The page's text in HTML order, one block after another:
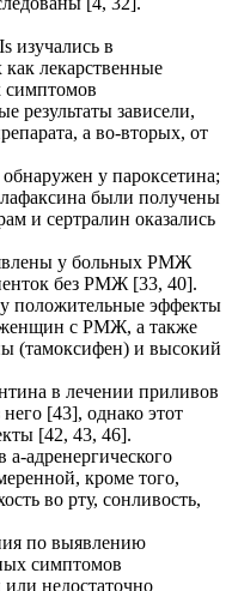
изучались в
лекарственные
симптомов
результаты зависели,
а во-вторых, от
у пароксетина;
были получены
и сертралин оказались
у больных РМЖ
без РМЖ [33, 40].
положительные эффекты
женщин с РМЖ, а также
(тамоксифен) и высокий
в лечении приливов
[43], однако этот
[42, 43, 46].
адренергического
кроме того,
во рту, сонливость,
по выявлению
симптомов
недостаточно